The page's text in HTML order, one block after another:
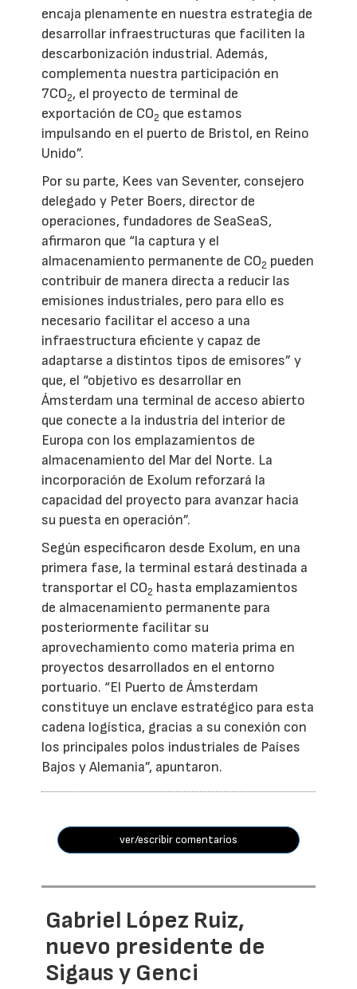
encaja plenamente en nuestra estrategia de
desarrollar infraestructuras que faciliten la
descarbonización industrial. Además,
complementa nuestra participación en
7CO2, el proyecto de terminal de
exportación de CO2 que estamos
impulsando en el puerto de Bristol, en Reino
Unido”.
Por su parte, Kees van Seventer, consejero
delegado y Peter Boers, director de
operaciones, fundadores de SeaSeaS,
afirmaron que “la captura y el
almacenamiento permanente de CO2 pueden
contribuir de manera directa a reducir las
emisiones industriales, pero para ello es
necesario facilitar el acceso a una
infraestructura eficiente y capaz de
adaptarse a distintos tipos de emisores” y
que, el “objetivo es desarrollar en
Ámsterdam una terminal de acceso abierto
que conecte a la industria del interior de
Europa con los emplazamientos de
almacenamiento del Mar del Norte. La
incorporación de Exolum reforzará la
capacidad del proyecto para avanzar hacia
su puesta en operación”.
Según especificaron desde Exolum, en una
primera fase, la terminal estará destinada a
transportar el CO2 hasta emplazamientos
de almacenamiento permanente para
posteriormente facilitar su
aprovechamiento como materia prima en
proyectos desarrollados en el entorno
portuario. “El Puerto de Ámsterdam
constituye un enclave estratégico para esta
cadena logística, gracias a su conexión con
los principales polos industriales de Países
Bajos y Alemania”, apuntaron.
ver/escribir comentarios
Gabriel López Ruiz,
nuevo presidente de
Sigaus y Genci